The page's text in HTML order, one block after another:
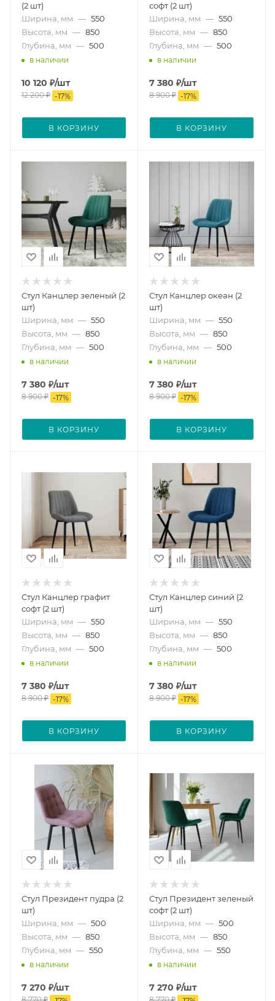
(2 шт)
Ширина, мм — 550
Высота, мм — 850
Глубина, мм — 500
в наличии
10 120 ₽/шт
12 200₽ -17%
В КОРЗИНУ
софт (2 шт)
Ширина, мм — 550
Высота, мм — 850
Глубина, мм — 500
в наличии
7 380 ₽/шт
8 900₽ -17%
В КОРЗИНУ
Стул Канцлер зеленый (2
шт)
Ширина, мм — 550
Высота, мм — 850
Глубина, мм — 500
в наличии
7 380 ₽/шт
8 900₽ -17%
В КОРЗИНУ
Стул Канцлер океан (2
шт)
Ширина, мм — 550
Высота, мм — 850
Глубина, мм — 500
в наличии
7 380 ₽/шт
8 900₽ -17%
В КОРЗИНУ
Стул Канцлер графит
софт (2 шт)
Ширина, мм — 550
Высота, мм — 850
Глубина, мм — 500
в наличии
7 380 ₽/шт
8 900₽ -17%
В КОРЗИНУ
Стул Канцлер синий (2
шт)
Ширина, мм — 550
Высота, мм — 850
Глубина, мм — 500
в наличии
7 380 ₽/шт
8 900₽ -17%
В КОРЗИНУ
Стул Президент пудра (2
шт)
Ширина, мм — 500
Высота, мм — 850
Глубина, мм — 550
в наличии
7 270 ₽/шт
Стул Президент зеленый
софт (2 шт)
Ширина, мм — 500
Высота, мм — 850
Глубина, мм — 550
в наличии
7 270 ₽/шт